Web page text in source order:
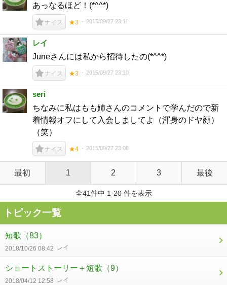
あっなるほど！(*^^*)
ナイス ★3 2015/09/27 23:11
レイ
Juneさんには私から招待したの(*^^*)
ナイス ★3 2015/09/27 23:10
seri
ちなみに私はもも姉さんのコメントで学んだので新
着情報オフにして入会しましてよ（渾身のドヤ顔）
（笑）
ナイス ★4 2015/09/27 23:08
最初 1 2 3 最後
全41件中 1-20 件を表示
トピック一覧
短歌 （83）
2018/10/26 08:42 レイ
ショートストーリー＋短歌 （9）
2018/04/12 12:58 レイ